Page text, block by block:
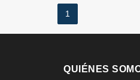
1
QUIÉNES